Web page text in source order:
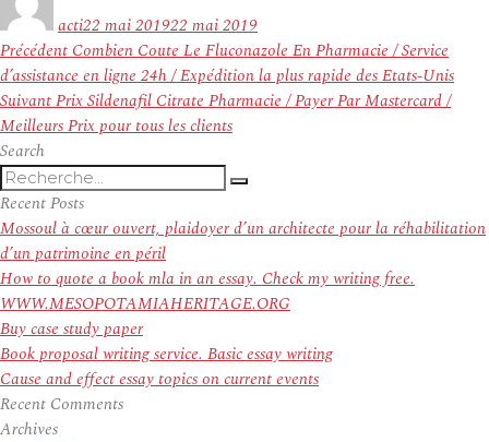
actile
22 mai 201922 mai 2019
Navigation
de
l’article
Précédent Article
précédent :
Combien Coute Le Fluconazole En Pharmacie / Service
d’assistance en ligne 24h / Expédition la plus rapide des Etats-Unis
SuivantArticle
suivant :
Prix Sildenafil Citrate Pharmacie / Payer Par Mastercard /
Meilleurs Prix pour tous les clients
Search
Recherche
pour
:
Recherche
Recent Posts
Mossoul à cœur ouvert, plaidoyer d’un architecte pour la réhabilitation
d’un patrimoine en péril
How to quote a book mla in an essay. Check my writing free.
WWW.MESOPOTAMIAHERITAGE.ORG
Buy case study paper
Book proposal writing service. Basic essay writing
Cause and effect essay topics on current events
Recent Comments
Archives